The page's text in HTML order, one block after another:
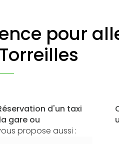
pour
d'un taxi
gare ou
propose aussi :